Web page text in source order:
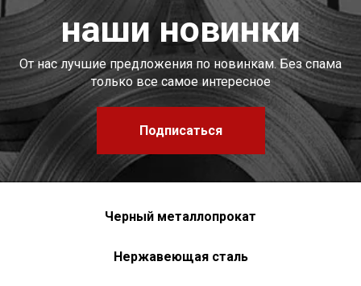
наши новинки
От нас лучшие предложения по новинкам. Без спама
только все самое интересное
Подписаться
Черный металлопрокат
Нержавеющая сталь